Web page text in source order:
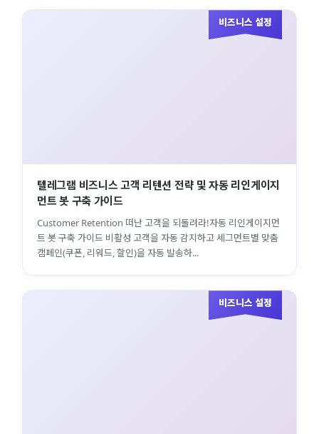
비즈니스 설정
텔레그램 비즈니스 고객 리텐션 전략 및 자동 리인게이지
먼트 봇 구축 가이드
Customer Retention 떠난 고객을 되돌려라!자동 리인게이지먼
트 봇 구축 가이드 비활성 고객을 자동 감지하고 세그먼트별 맞춤
캠페인(쿠폰, 리워드, 할인)을 자동 발송하...
비즈니스 설정